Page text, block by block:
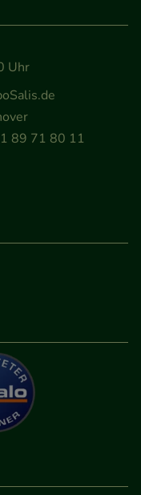
Uhr
89 71 80 11